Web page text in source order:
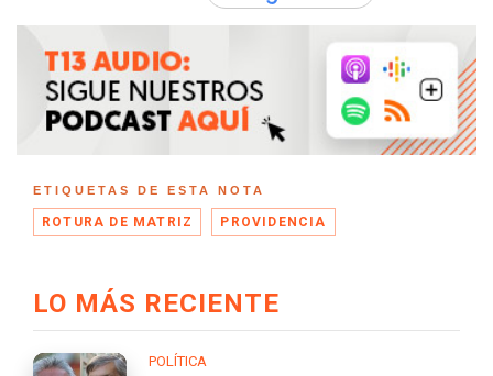
ETIQUETAS DE ESTA NOTA
ROTURA DE MATRIZ PROVIDENCIA
LO MÁS RECIENTE
POLÍTICA